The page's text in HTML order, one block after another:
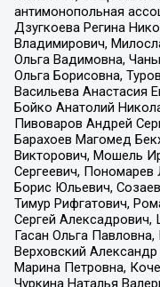
антимонопольная
Дзугкоева Регина
Владимирович,
Ольга Вадимовна,
Ольга Борисовна,
Васильева Анастасия
Бойко Анатолий
Пивоваров Андрей
Барахоев Магомед
Викторович, Мошель
Сергеевич, Пономарев
Борис Юльевич,
Тимур Рифгатович,
Сергей Алексадрович,
Гасан Ольга
Верховский
Марина Петровна,
Чуркина Наталья